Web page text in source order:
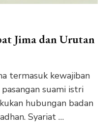
Jima dan Urutan
termasuk kewajiban
suami istri
hubungan badan
Syariat …